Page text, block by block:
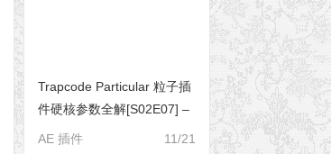
Trapcode Particular 粒子插
件硬核参数全解[S02E07] –
从父级系统发射子粒子
AE 插件 11/21